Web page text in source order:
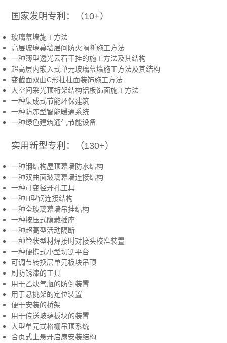
国家发明专利：（10+）
玻璃幕墙施工方法
高层玻璃幕墙层间防火隔断施工方法
一种薄型透光云石干挂的施工方法及其结构
超高层内嵌入式单元玻璃幕墙施工方法及其结构
变截面双曲C形柱柱面装饰施工方法
大空间采光顶桁架结构铝板饰面施工方法
一种集成式节能环保建筑
一种防冻型智能暖通系统
一种绿色建筑通气节能设备
实用新型专利：（130+）
一种钢结构屋顶幕墙防水结构
一种双曲面玻璃幕墙连接结构
一种可变径开孔工具
一种H型钢连接结构
一种全玻璃幕墙吊挂结构
一种按压式隐藏插座
一种超高型活动隔断
一种管状型材焊接时对接头校准装置
一种便携式小型切割平台
可调节转换层单元板块吊顶
刷防锈漆的工具
用于乙炔气瓶的防倒装置
用于悬挑架的定位装置
便于安装的桥架
用于传送玻璃板块的装置
大型单元式格栅吊顶系统
合页式上悬开启扇安装结构